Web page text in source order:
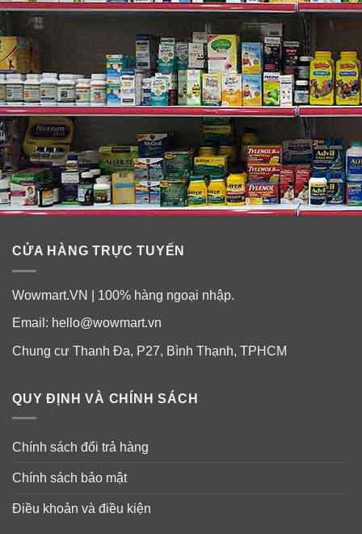
CỬA HÀNG TRỰC TUYẾN
Wowmart.VN | 100% hàng ngoại nhập.
Email: hello@wowmart.vn
Chung cư Thanh Đa, P27, Bình Thạnh, TPHCM
QUY ĐỊNH VÀ CHÍNH SÁCH
Chính sách đổi trả hàng
Chính sách bảo mật
Điều khoản và điều kiện